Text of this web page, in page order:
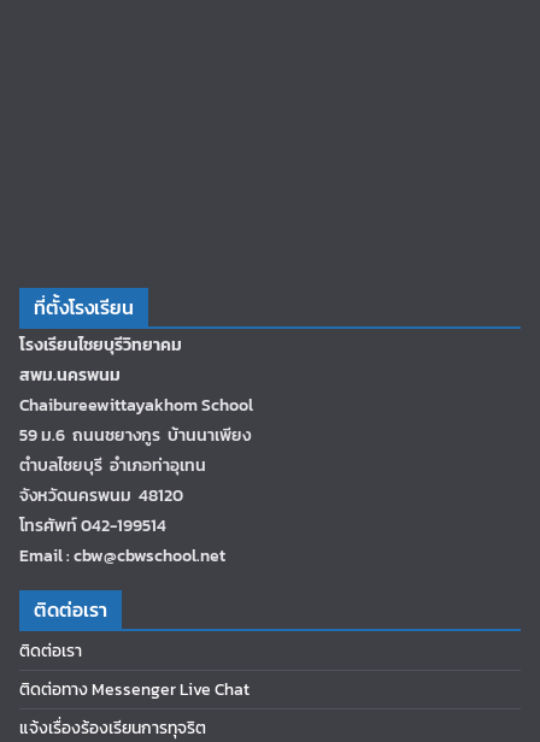
ที่ตั้งโรงเรียน
โรงเรียนไชยบุรีวิทยาคม
สพม.นครพนม
Chaibureewittayakhom School
59 ม.6 ถนนชยางกูร บ้านนาเพียง
ตำบลไชยบุรี อำเภอท่าอุเทน
จังหวัดนครพนม 48120
โทรศัพท์ 042-199514
Email : cbw@cbwschool.net
ติดต่อเรา
ติดต่อเรา
ติดต่อทาง Messenger Live Chat
แจ้งเรื่องร้องเรียนการทุจริต